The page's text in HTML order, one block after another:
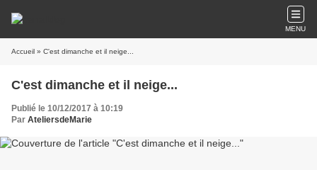
MENU
Accueil » C'est dimanche et il neige...
C'est dimanche et il neige...
Publié le 10/12/2017 à 10:19
Par AteliersdeMarie